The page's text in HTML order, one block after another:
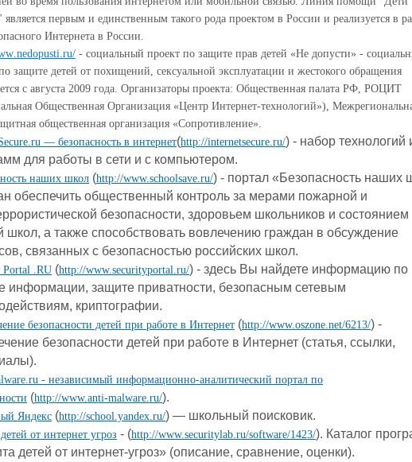
является первым и единственным такого рода проектом в России и реализуется в
Интернета в России.
.nedopusti.ru/ - социальный проект по защите прав детей «Не допусти» -
защите детей от похищений, сексуальной эксплуатации и жестокого обращения
с августа 2009 года. Организаторы проекта: Общественная палата РФ, РОЦИТ
Общественная Организация «Центр Интернет-технологий»),
общественная организация «Сопротивление».
— безопасность в интернет(http://internetsecure.ru/) - набор технологий
для работы в сети и с компьютером.
наших школ (http://www.schoolsave.ru/) - портал «Безопасность наших
обеспечить общественный контроль за мерами пожарной и
безопасности, здоровьем школьников и состоянием
школ, а также способствовать вовлечению граждан в обсуждение
связанных с безопасностью российских школ.
Portal .RU (http://www.securityportal.ru/) - здесь Вы найдете информацию по
информации, защите приватности, безопасным сетевым
криптографии.
безопасности детей при работе в Интернет (http://www.oszone.net/6213/) -
безопасности детей при работе в Интернет (статья, ссылки,
- независимый информационно-аналитический портал по
(http://www.anti-malware.ru/).
Яндекс (http://school.yandex.ru/) — школьный поисковик.
от интернет угроз - (http://www.securitylab.ru/software/1423/). Каталог
детей от интернет-угроз» (описание, сравнение, оценки).